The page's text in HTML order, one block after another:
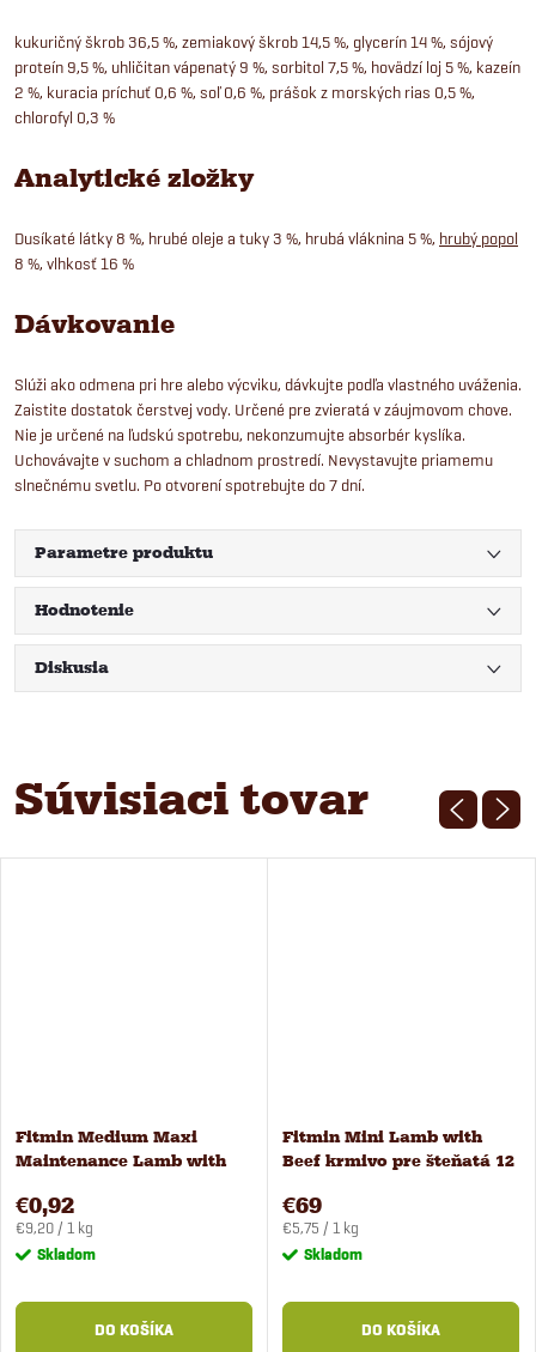
kukuričný škrob 36,5 %, zemiakový škrob 14,5 %, glycerín 14 %, sójový
proteín 9,5 %, uhličitan vápenatý 9 %, sorbitol 7,5 %, hovädzí loj 5 %, kazeín
2 %, kuracia príchuť 0,6 %, soľ 0,6 %, prášok z morských rias 0,5 %,
chlorofyl 0,3 %
Analytické zložky
Dusíkaté látky 8 %, hrubé oleje a tuky 3 %, hrubá vláknina 5 %, hrubý popol
8 %, vlhkosť 16 %
Dávkovanie
Slúži ako odmena pri hre alebo výcviku, dávkujte podľa vlastného uváženia.
Zaistite dostatok čerstvej vody. Určené pre zvieratá v záujmovom chove.
Nie je určené na ľudskú spotrebu, nekonzumujte absorbér kyslíka.
Uchovávajte v suchom a chladnom prostredí. Nevystavujte priamemu
slnečnému svetlu. Po otvorení spotrebujte do 7 dní.
Parametre produktu
Hodnotenie
Diskusia
Súvisiaci tovar
Fitmin Medium Maxi
Maintenance Lamb with
€0,92
Jednotková
cena:
€9,20 / 1 kg
Skladom
DO KOŠÍKA
Fitmin Mini Lamb with
Beef krmivo pre šteňatá 12
€69
Jednotková
cena:
€5,75 / 1 kg
Skladom
DO KOŠÍKA